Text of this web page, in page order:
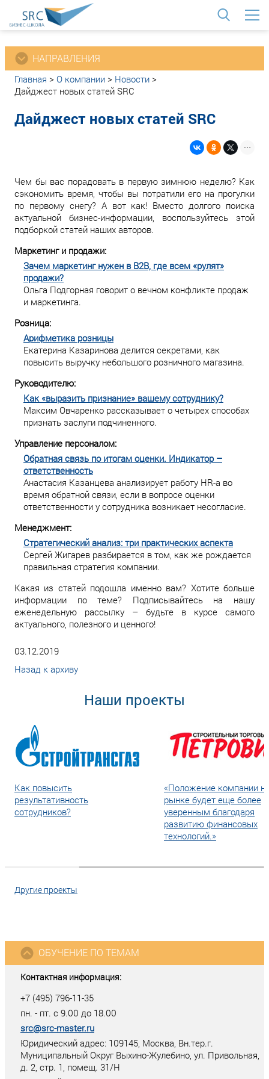
НАПРАВЛЕНИЯ
Главная > О компании > Новости >
Дайджест новых статей SRC
Дайджест новых статей SRC
Чем бы вас порадовать в первую зимнюю неделю? Как
сэкономить время, чтобы вы потратили его на прогулки
по первому снегу? А вот как! Вместо долгого поиска
актуальной бизнес-информации, воспользуйтесь этой
подборкой статей наших авторов.
Маркетинг и продажи:
Зачем маркетинг нужен в B2B, где всем «рулят»
продажи?
Ольга Подгорная говорит о вечном конфликте продаж
и маркетинга.
Розница:
Арифметика розницы
Екатерина Казаринова делится секретами, как
повысить выручку небольшого розничного магазина.
Руководителю:
Как «выразить признание» вашему сотруднику?
Максим Овчаренко рассказывает о четырех способах
признать заслуги подчиненного.
Управление персоналом:
Обратная связь по итогам оценки. Индикатор –
ответственность
Анастасия Казанцева анализирует работу HR-а во
время обратной связи, если в вопросе оценки
ответственности у сотрудника возникает несогласие.
Менеджмент:
Стратегический анализ: три практических аспекта
Сергей Жигарев разбирается в том, как же рождается
правильная стратегия компании.
Какая из статей подошла именно вам? Хотите больше
информации по теме? Подписывайтесь на нашу
еженедельную рассылку – будьте в курсе самого
актуального, полезного и ценного!
03.12.2019
Назад к архиву
Наши проекты
Как повысить
результативность
сотрудников?
«Положение компании
рынке будет еще более
уверенным благодаря
развитию финансовых
технологий.»
Другие проекты
Контактная информация:
+7 (495) 796-11-35
пн. - пт. с 9.00 до 18.00
src@src-master.ru
Юридический адрес: 109145, Москва, Вн.тер.г.
Муниципальный Округ Выхино-Жулебино, ул. Привольная,
д. 2, стр. 1, помещ. 31/Н
ОБУЧЕНИЕ ПО ТЕМАМ